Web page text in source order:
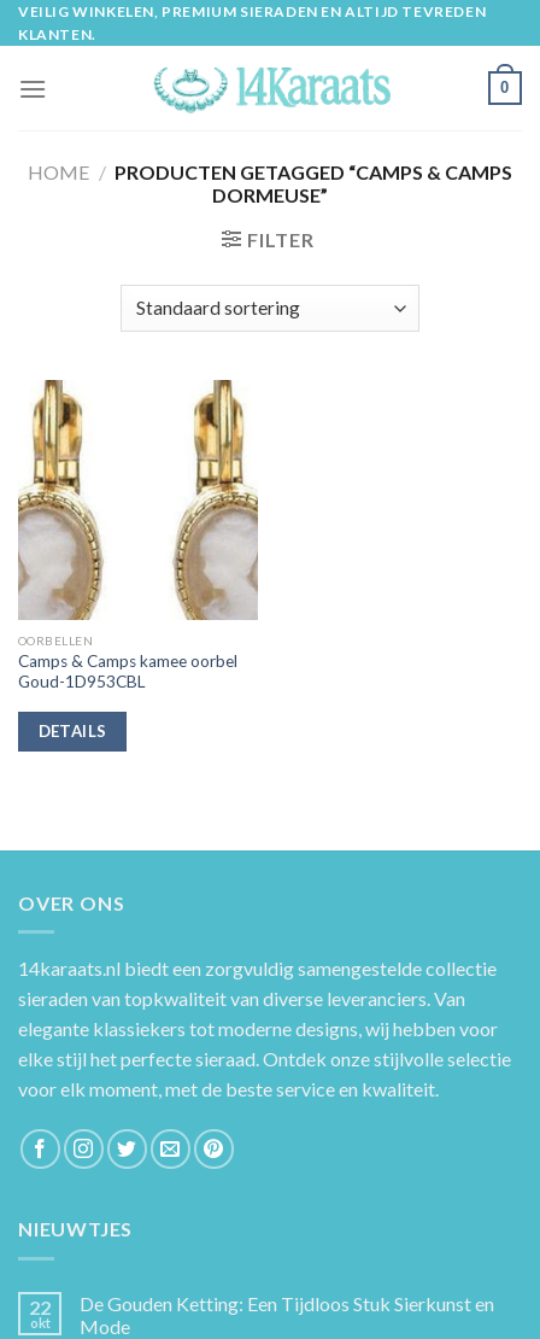
Skip
to
VEILIG WINKELEN, PREMIUM SIERADEN EN ALTIJD TEVREDEN
KLANTEN.
0
HOME / PRODUCTEN GETAGGED “CAMPS & CAMPS
DORMEUSE”
FILTER
OORBELLEN
Camps & Camps kamee oorbel
Goud-1D953CBL
DETAILS
OVER ONS
14karaats.nl biedt een zorgvuldig samengestelde collectie
sieraden van topkwaliteit van diverse leveranciers. Van
elegante klassiekers tot moderne designs, wij hebben voor
elke stijl het perfecte sieraad. Ontdek onze stijlvolle selectie
voor elk moment, met de beste service en kwaliteit.
NIEUWTJES
22
okt
De Gouden Ketting: Een Tijdloos Stuk Sierkunst en
Mode